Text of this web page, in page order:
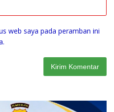
web saya pada peramban ini